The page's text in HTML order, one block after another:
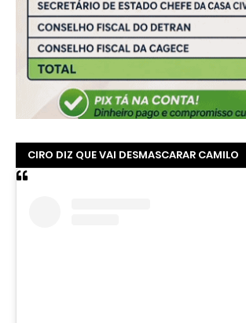
CIRO DIZ QUE VAI DESMASCARAR CAMILO